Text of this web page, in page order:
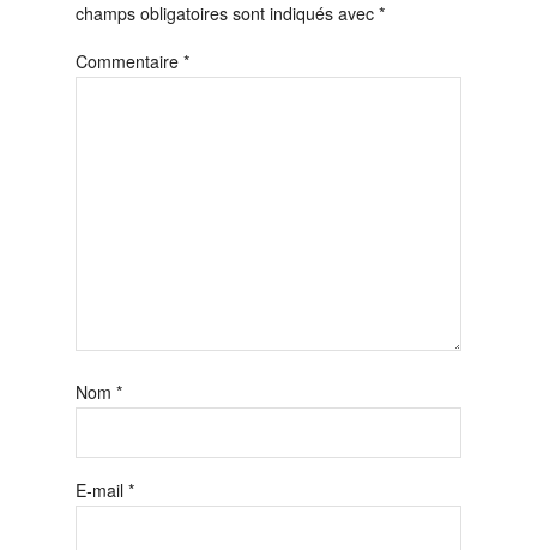
champs obligatoires sont indiqués avec *
Commentaire *
Nom *
E-mail *